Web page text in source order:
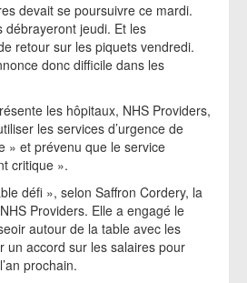
devait se poursuivre ce mardi.
débrayeront jeudi. Et les
retour sur les piquets vendredi.
donc difficile dans les
les hôpitaux, NHS Providers,
les services d’urgence de
» et prévenu que le service
critique ».
défi », selon Saffron Cordery, la
Providers. Elle a engagé le
autour de la table avec les
un accord sur les salaires pour
prochain.